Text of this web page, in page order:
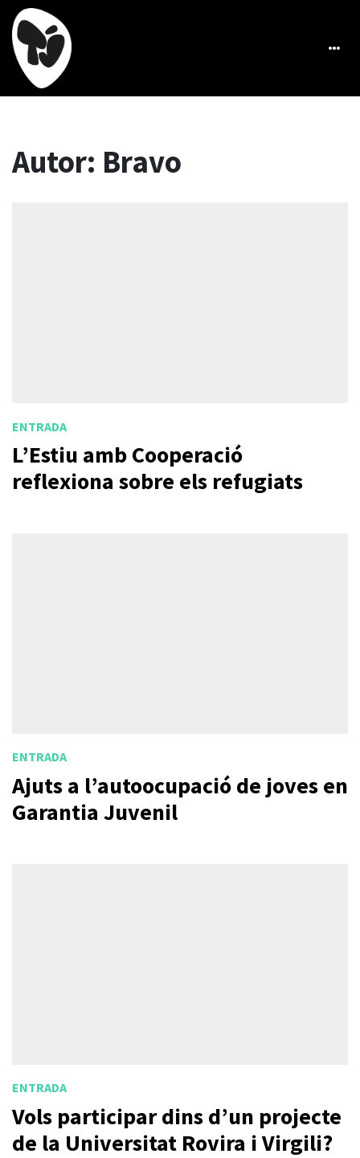
Autor: Bravo
ENTRADA
L’Estiu amb Cooperació
reflexiona sobre els refugiats
ENTRADA
Ajuts a l’autoocupació de joves en
Garantia Juvenil
ENTRADA
Vols participar dins d’un projecte
de la Universitat Rovira i Virgili?